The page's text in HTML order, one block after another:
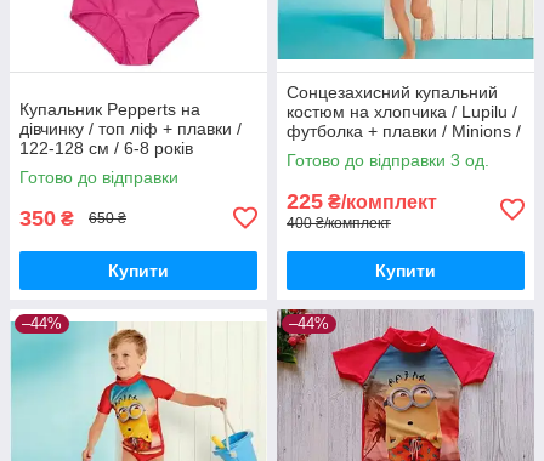
Купальник Pepperts на
дівчинку / топ ліф + плавки /
122-128 см / 6-8 років
Готово до відправки
350 ₴ 650 ₴
Купити
Сонцезахисний купальний
костюм на хлопчика / Lupilu /
футболка + плавки / Minions /
р.74-80 – 6-12 місяців
Готово до відправки 3 од.
225 ₴/комплект
400 ₴/комплект
Купити
–44% –44%